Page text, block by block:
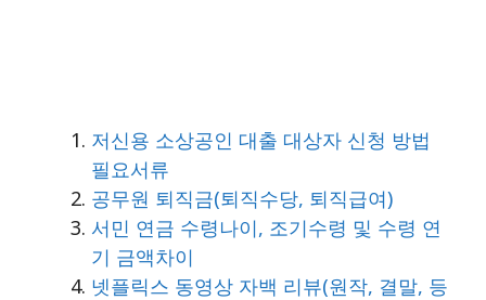
저신용 소상공인 대출 대상자 신청 방법
필요서류
공무원 퇴직금(퇴직수당, 퇴직급여)
서민 연금 수령나이, 조기수령 및 수령 연
기 금액차이
넷플릭스 동영상 자백 리뷰(원작, 결말, 등